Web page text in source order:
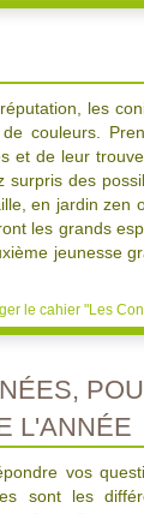
les
couleurs.
et de leur
surpris des
en jardin zen
les grands
jeunesse
le cahier "Les
L'ANNÉE
vos
sont les